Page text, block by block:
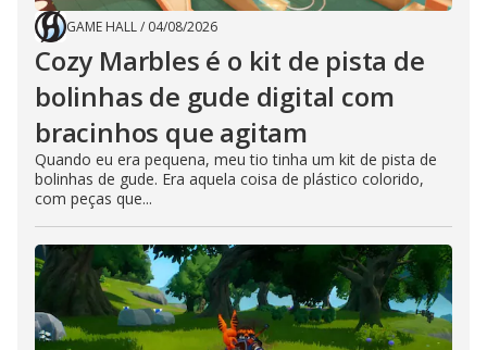
GAME HALL/ 04/08/2026
Cozy Marbles é o kit de pista de
bolinhas de gude digital com
bracinhos que agitam
Quando eu era pequena, meu tio tinha um kit de pista de
bolinhas de gude. Era aquela coisa de plástico colorido,
com peças que...